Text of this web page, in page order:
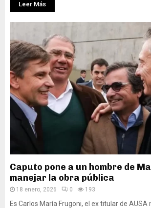
Leer Más
Caputo pone a un hombre de
manejar la obra pública
18 enero, 2026 0 193
Es Carlos María Frugoni, el ex titular de